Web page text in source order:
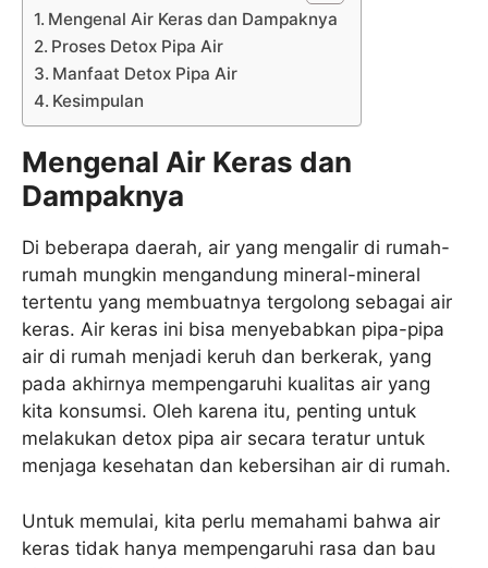
Mengenal Air Keras dan Dampaknya
Proses Detox Pipa Air
Manfaat Detox Pipa Air
Kesimpulan
Mengenal Air Keras dan
Dampaknya
Di beberapa daerah, air yang mengalir di rumah-
rumah mungkin mengandung mineral-mineral
tertentu yang membuatnya tergolong sebagai air
keras. Air keras ini bisa menyebabkan pipa-pipa
air di rumah menjadi keruh dan berkerak, yang
pada akhirnya mempengaruhi kualitas air yang
kita konsumsi. Oleh karena itu, penting untuk
melakukan detox pipa air secara teratur untuk
menjaga kesehatan dan kebersihan air di rumah.
Untuk memulai, kita perlu memahami bahwa air
keras tidak hanya mempengaruhi rasa dan bau